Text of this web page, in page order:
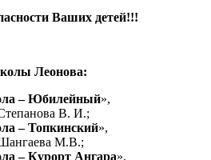
Ваших детей!!!
Леонова:
– Юбилейный»,
В. И.;
– Топкинский»,
М.В.;
– Курорт Ангара»,